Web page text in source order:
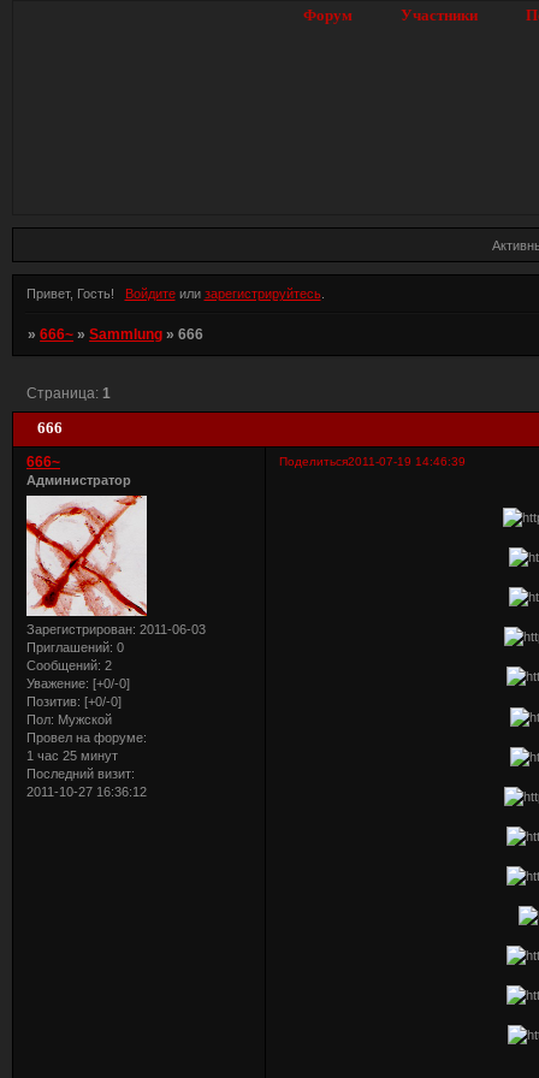
Форум Участники
Привет, Гость! Войдитеили зарегистрируйтесь.
»666~ »Sammlung »666
666
Страница:1
Поделиться2011-07-19 14:46:39
666~
Администратор
Зарегистрирован: 2011-06-03
Приглашений: 0
Сообщений: 2
Уважение: [+0/-0]
Позитив: [+0/-0]
Пол: Мужской
Провел на форуме:
1 час 25 минут
Последний визит:
2011-10-27 16:36:12